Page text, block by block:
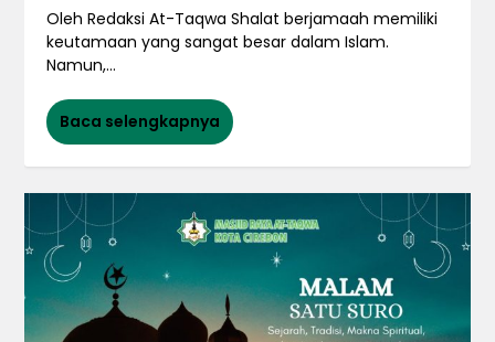
Oleh Redaksi At-Taqwa Shalat berjamaah memiliki
keutamaan yang sangat besar dalam Islam.
Namun,...
Baca selengkapnya